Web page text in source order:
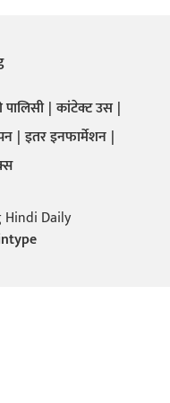
कांटेक्ट उस
इतर इनफार्मेशन
Hindi Daily